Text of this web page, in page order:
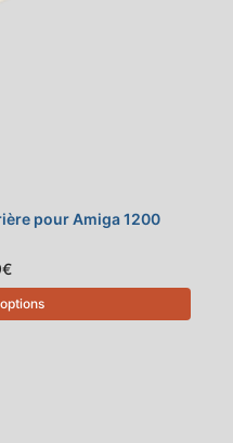
pour Amiga 1200
€